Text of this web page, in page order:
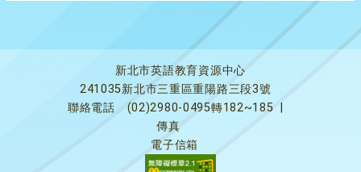
新北市英語教育資源中心
241035新北市三重區重陽路三段3號
聯絡電話
(02)2980-0495轉182~185
傳真
電子信箱